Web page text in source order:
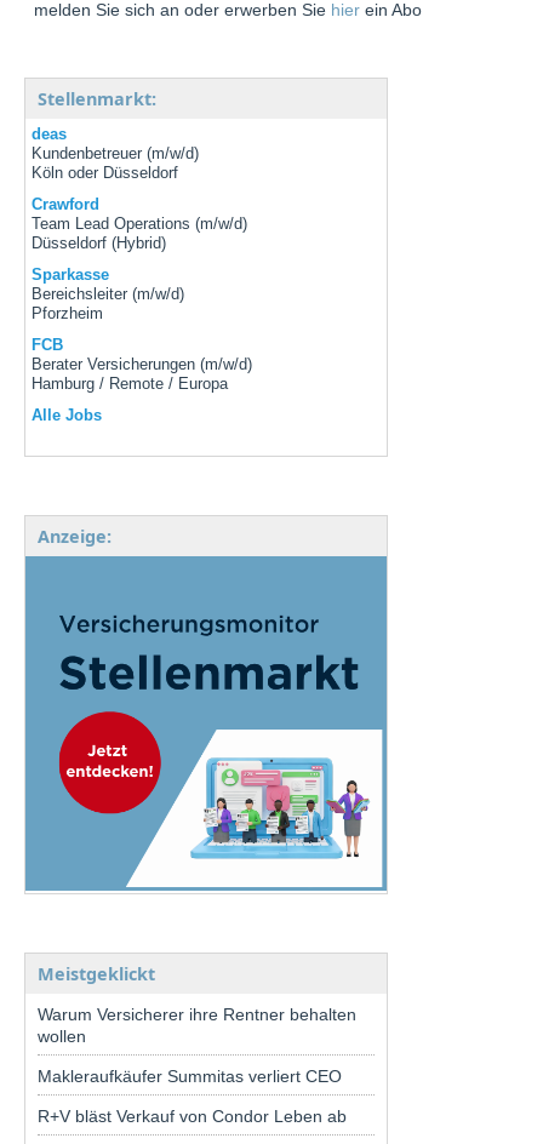
melden Sie sich an oder erwerben Sie hier ein Abo
Stellenmarkt:
deas
Kundenbetreuer (m/w/d)
Köln oder Düsseldorf
Crawford
Team Lead Operations (m/w/d)
Düsseldorf (Hybrid)
Sparkasse
Bereichsleiter (m/w/d)
Pforzheim
FCB
Berater Versicherungen (m/w/d)
Hamburg / Remote / Europa
Alle Jobs
Anzeige:
Meistgeklickt
Warum Versicherer ihre Rentner behalten
wollen
Makleraufkäufer Summitas verliert CEO
R+V bläst Verkauf von Condor Leben ab